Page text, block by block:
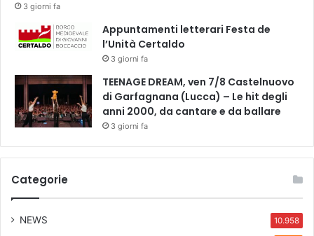
3 giorni fa
Appuntamenti letterari Festa de
l’Unità Certaldo
3 giorni fa
TEENAGE DREAM, ven 7/8 Castelnuovo
di Garfagnana (Lucca) – Le hit degli
anni 2000, da cantare e da ballare
3 giorni fa
Categorie
NEWS 10.958